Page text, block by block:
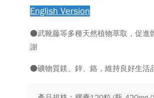
English Version
●武靴藤等多種天然植物萃取，促進
謝
●礦物質鎂、鋅、鉻，維持良好生活